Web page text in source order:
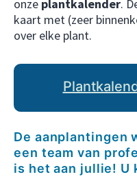
onze plantkalender.
kaart met (zeer
over elke plant.
De aanplantingen
een team van
is hetaan jullie! U